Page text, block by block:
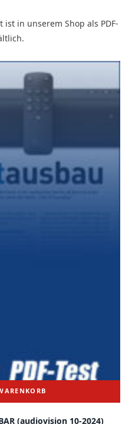
in unserem Shop als PDF-
(audiovision 10-2024)